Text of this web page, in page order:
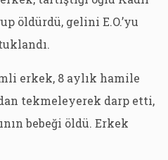
öldürdü, gelini E.O.’yu
erkek, 8 aylık hamile
tekmeleyerek darp etti,
bebeği öldü. Erkek